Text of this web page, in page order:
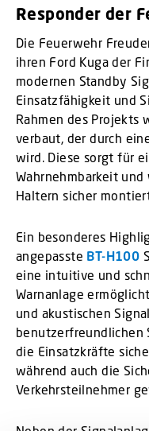
Responder der
Die Feuerwehr
ihren Ford Kuga der
modernen Standby
Einsatzfähigkeit und
Rahmen des Projekts
verbaut, der durch
wird. Diese sorgt für
Wahrnehmbarkeit
Haltern sicher
Ein besonderes
angepasste BT-H100
eine intuitive und
Warnanlage
und akustischen
benutzerfreundlichen
die Einsatzkräfte
während auch die
Verkehrsteilnehmer